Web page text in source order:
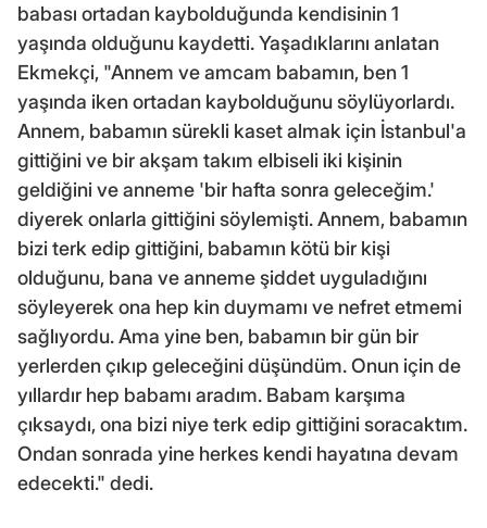
babası ortadan kaybolduğunda kendisinin 1
yaşında olduğunu kaydetti. Yaşadıklarını anlatan
Ekmekçi, "Annem ve amcam babamın, ben 1
yaşında iken ortadan kaybolduğunu söylüyorlardı.
Annem, babamın sürekli kaset almak için İstanbul'a
gittiğini ve bir akşam takım elbiseli iki kişinin
geldiğini ve anneme 'bir hafta sonra geleceğim.'
diyerek onlarla gittiğini söylemişti. Annem, babamın
bizi terk edip gittiğini, babamın kötü bir kişi
olduğunu, bana ve anneme şiddet uyguladığını
söyleyerek ona hep kin duymamı ve nefret etmemi
sağlıyordu. Ama yine ben, babamın bir gün bir
yerlerden çıkıp geleceğini düşündüm. Onun için de
yıllardır hep babamı aradım. Babam karşıma
çıksaydı, ona bizi niye terk edip gittiğini soracaktım.
Ondan sonrada yine herkes kendi hayatına devam
edecekti." dedi.